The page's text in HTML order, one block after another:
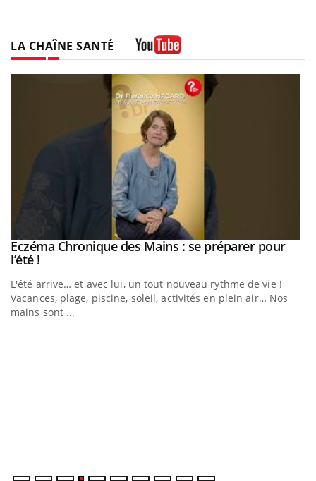
LA CHAÎNE SANTÉ
Youtube
Eczéma Chronique des Mains : se préparer pour
l’été !Youtube
L'été arrive… et avec lui, un tout nouveau rythme de vie !
Vacances, plage, piscine, soleil, activités en plein air… Nos
mains sont ...